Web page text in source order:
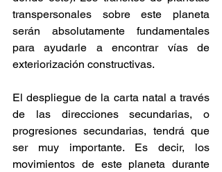
transpersonales sobre este planeta
serán absolutamente fundamentales
para ayudarle a encontrar vías de
exteriorización constructivas.
El despliegue de la carta natal a través
de las direcciones secundarias, o
progresiones secundarias, tendrá que
ser muy importante. Es decir, los
movimientos de este planeta durante